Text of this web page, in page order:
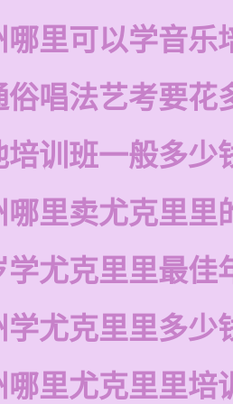
哪里可以学音乐
俗唱法艺考要花
培训班一般多少
哪里卖尤克里里
学尤克里里最佳
学尤克里里多少
哪里尤克里里培